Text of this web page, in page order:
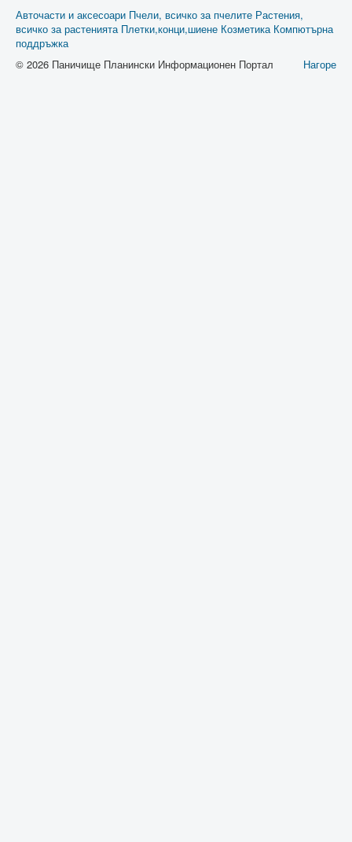
Авточасти и аксесоари Пчели, всичко за пчелите Растения,
всичко за растенията Плетки,конци,шиене Козметика Компютърна
поддръжка
Нагоре
© 2026 Паничище Планински Информационен Портал